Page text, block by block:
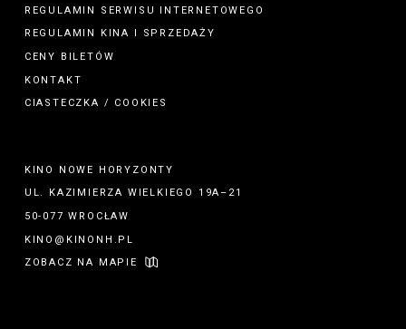
REGULAMIN SERWISU INTERNETOWEGO
REGULAMIN
KINA
SPRZEDAŻY
CENY BILETÓW
KONTAKT
CIASTECZKA / COOKIES
KINO NOWE HORYZONTY
UL. KAZIMIERZA WIELKIEGO 19A–21
50-077 WROCŁAW
KINO@KINONH.PL
ZOBACZ NA MAPIE